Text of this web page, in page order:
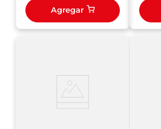
Agregar